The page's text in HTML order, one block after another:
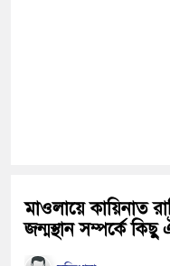
মাওলায়ে কায়িনাত
জন্মস্থান সম্পর্কে